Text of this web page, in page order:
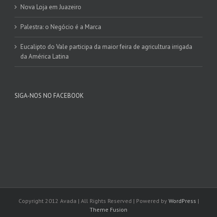
Nova Loja em Juazeiro
Palestra: o Negócio é a Marca
Eucalipto do Vale participa da maior feira de agricultura irrigada
da América Latina
SIGA-NOS NO FACEBOOK
Copyright 2012 Avada | All Rights Reserved | Powered by WordPress |
Theme Fusion